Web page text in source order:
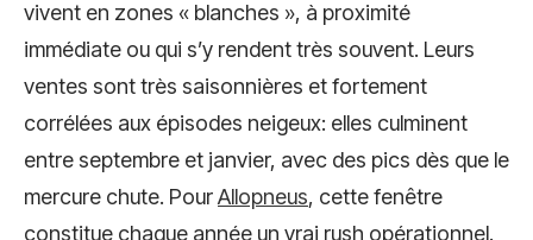
vivent en zones « blanches », à proximité
immédiate ou qui s’y rendent très souvent. Leurs
ventes sont très saisonnières et fortement
corrélées aux épisodes neigeux: elles culminent
entre septembre et janvier, avec des pics dès que le
mercure chute. PourAllopneus, cette fenêtre
constitue chaque année un vrai rush opérationnel.